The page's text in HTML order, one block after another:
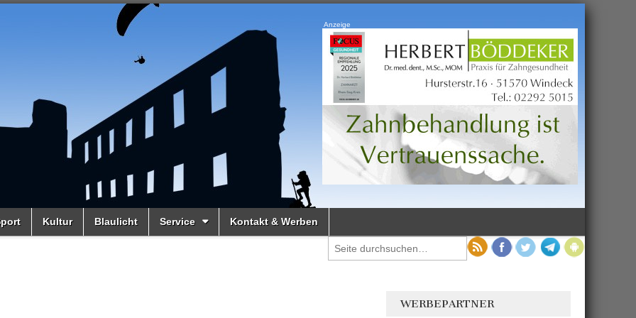
Anzeige
Kultur Blaulicht Service Kontakt & Werben
WERBEPARTNER